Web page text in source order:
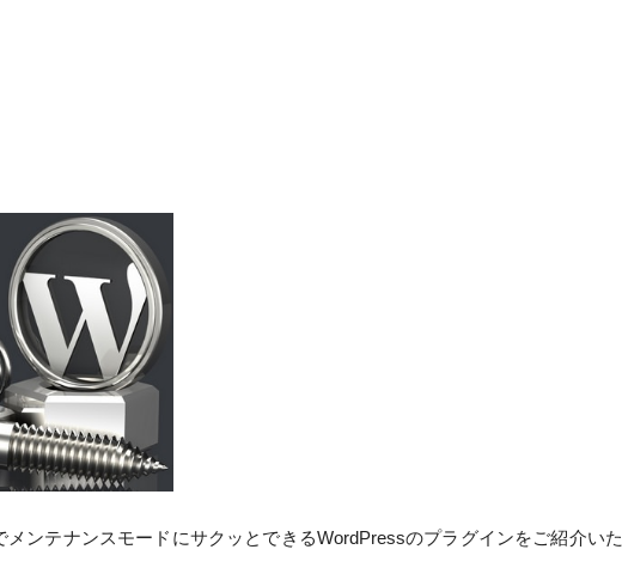
メンテナンスモードにサクッとできるWordPressのプラグインをご紹介いた